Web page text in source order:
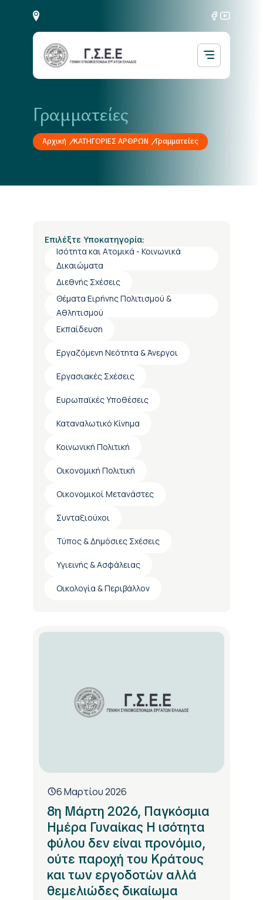
Γραμματείες
Αρχική ΚΑΤΗΓΟΡΙΕΣ ΑΡΘΡΩΝ Γραμματείες
Επιλέξτε Υποκατηγορία:
Ισότητα και Ατομικά - Κοινωνικά
Δικαιώματα
Διεθνής Σχέσεις
Θέματα Ειρήνης Πολιτισμού &
Αθλητισμού
Εκπαίδευση
Εργαζόμενη Νεότητα & Άνεργοι
Εργασιακές Σχέσεις
Ευρωπαϊκές Υποθέσεις
Καταναλωτικό Κίνημα
Κοινωνική Πολιτική
Οικονομική Πολιτική
Οικονομικοί Μετανάστες
Συνταξιούχοι
Τύπος & Δημόσιες Σχέσεις
Υγιεινής & Ασφάλειας
Οικολογία & Περιβάλλον
6 Μαρτίου 2026
8η Μάρτη 2026, Παγκόσμια
Ημέρα Γυναίκας Η ισότητα
φύλου δεν είναι προνόμιο,
ούτε παροχή του Κράτους
και των εργοδοτών αλλά
θεμελιώδες δικαίωμα